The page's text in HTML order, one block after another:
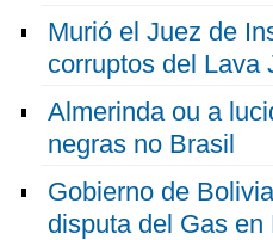
Murió el Juez de
corruptos del Lava
Almerinda ou a
negras no Brasil
Gobierno de
disputa del Gas en